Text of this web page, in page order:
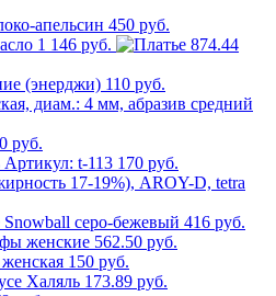
450 руб.
1 146 руб.
874.44
110 руб.
руб.
170 руб.
416 руб.
562.50 руб.
150 руб.
173.89 руб.